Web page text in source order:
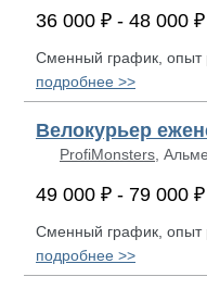
36 000 ₽ - 48 000 ₽
Сменный график, опыт
подробнее >>
Велокурьер
ProfiMonsters ,
49 000 ₽ - 79 000 ₽
Сменный график, опыт
подробнее >>